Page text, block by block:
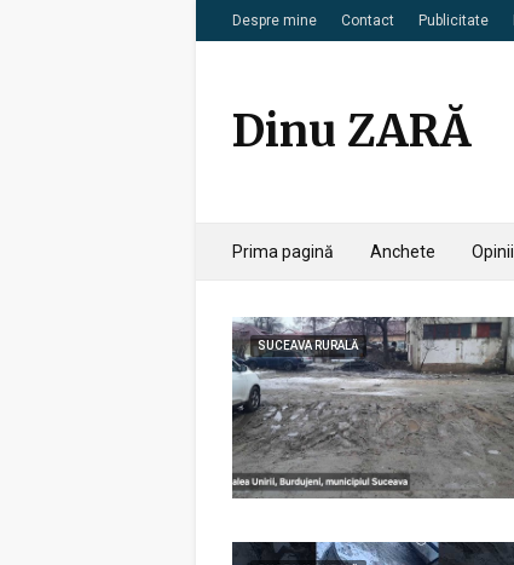
Despre mine Contact Publicitate
Dinu ZARĂ
Prima pagină Anchete Opinii
SUCEAVA RURALĂ